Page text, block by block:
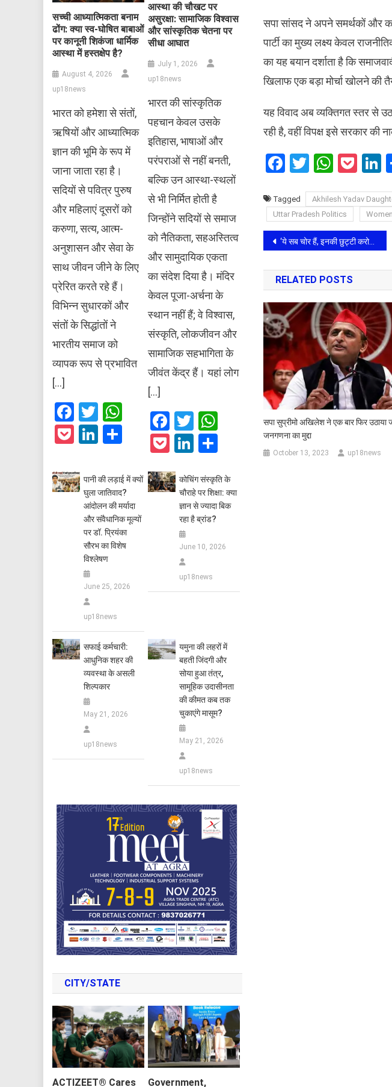
सपा सांसद ने अपने समर्थकों और
पार्टी का मुख्य लक्ष्य केवल
का यह बयान दर्शाता है कि
खिलाफ एक बड़ा मोर्चा खोलने की
​यह विवाद अब व्यक्तिगत स्तर से
रही है, वहीं विपक्ष इसे सरकार की
Facebook
Twitter
Tagged Akhilesh Yadav
Uttar Pradesh Politics
Post
navigation
‘ये सब चोर हैं, इनकी छुट्टी करो…’ मंदिर आंदोलन के नायक का तीखा तेवर: बोले- ‘बलिदानों से बना है राम मंदिर, दोषियों की जल्द होगी छुट्टी’
RELATED POSTS
सपा सुप्रीमो अखिलेश ने एक बार फिर उठाया
जनगणना का मुद्दा
October 13, 2023 up18news
सच्ची आध्यात्मिकता बनाम
ढोंग: क्या स्व-घोषित बाबाओं
पर कानूनी शिकंजा धार्मिक
आस्था में हस्तक्षेप है?
August 4, 2026
up18news
भारत को हमेशा से संतों,
ऋषियों और आध्यात्मिक
ज्ञान की भूमि के रूप में
जाना जाता रहा है।
सदियों से पवित्र पुरुष
और महिलाएं दूसरों को
करुणा, सत्य, आत्म-
अनुशासन और सेवा के
साथ जीवन जीने के लिए
प्रेरित करते रहे हैं।
विभिन्न सुधारकों और
संतों के सिद्धांतों ने
भारतीय समाज को
व्यापक रूप से प्रभावित
[…]
Facebook
TwitterWhatsApp
PocketLinkedIn
Share
आस्था की चौखट पर
असुरक्षा: सामाजिक विश्वास
और सांस्कृतिक चेतना पर
सीधा आघात
July 1, 2026
up18news
भारत की सांस्कृतिक
पहचान केवल उसके
इतिहास, भाषाओं और
परंपराओं से नहीं बनती,
बल्कि उन आस्था-स्थलों
से भी निर्मित होती है
जिन्होंने सदियों से समाज
को नैतिकता, सहअस्तित्व
और सामुदायिक एकता
का संदेश दिया है। मंदिर
केवल पूजा-अर्चना के
स्थान नहीं हैं; वे विश्वास,
संस्कृति, लोकजीवन और
सामाजिक सहभागिता के
जीवंत केंद्र हैं। यहां लोग
[…]
Facebook
TwitterWhatsApp
PocketLinkedIn
Share
पानी की लड़ाई में क्यों
घुला जातिवाद?
आंदोलन की मर्यादा
और संवैधानिक मूल्यों
पर डॉ. प्रियंका
सौरभ का विशेष
विश्लेषण
June 25, 2026
up18news
कोचिंग संस्कृति के
चौराहे पर शिक्षा: क्या
ज्ञान से ज्यादा बिक
रहा है ब्रांड?
June 10, 2026
up18news
सफाई कर्मचारी:
आधुनिक शहर की
व्यवस्था के असली
शिल्पकार
May 21, 2026
up18news
यमुना की लहरों में
बहती जिंदगी और
सोया हुआ तंत्र,
सामूहिक उदासीनता
की कीमत कब तक
चुकाएंगे मासूम?
May 21, 2026
up18news
CITY/STATE
ACTIZEET® Cares Government,